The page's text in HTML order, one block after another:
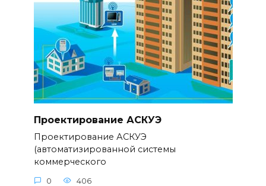
Проектирование АСКУЭ
Проектирование АСКУЭ
(автоматизированной системы
коммерческого
0 406